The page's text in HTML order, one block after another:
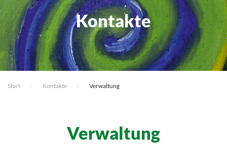
Kontakte
Start Kontakte Verwaltung
Verwaltung